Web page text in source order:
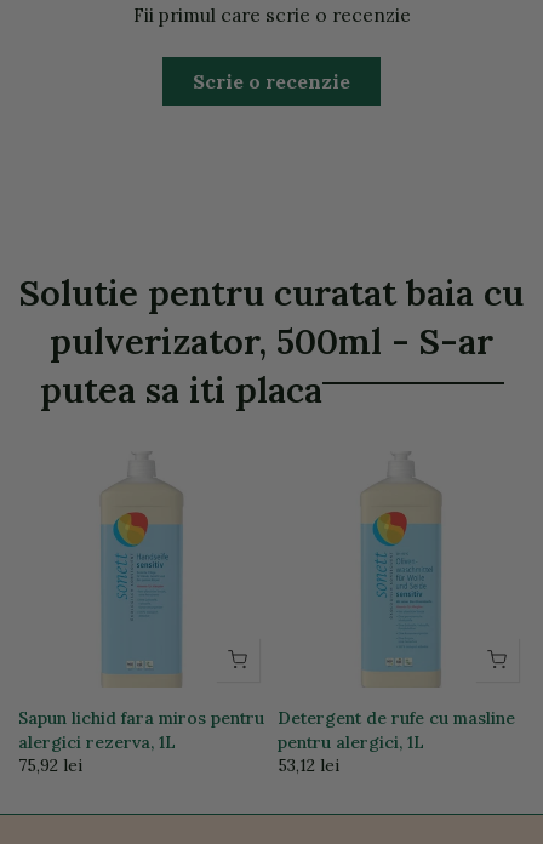
Fii primul care scrie o recenzie
Scrie o recenzie
Solutie pentru curatat baia cu
pulverizator, 500ml - S-ar
putea sa iti placa
Sapun lichid fara miros pentru
alergici rezerva, 1L
75,92 lei
Detergent de rufe cu masline
pentru alergici, 1L
53,12 lei